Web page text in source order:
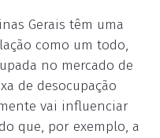
Gerais têm uma
como um todo,
no mercado de
de desocupação
vai influenciar
que, por exemplo, a